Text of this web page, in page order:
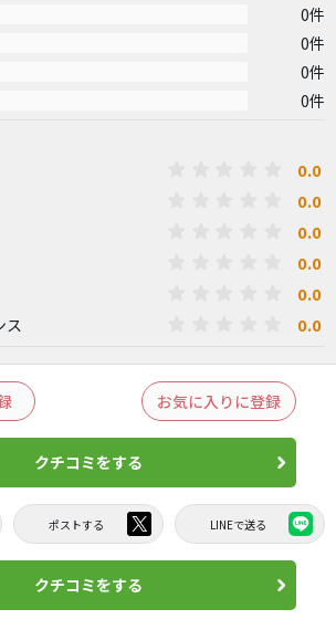
0件
0件
0件
0件
0.0
0.0
0.0
0.0
0.0
ス 0.0
お気に入りに登録
クチコミをする
ポストする LINEで送る
クチコミをする